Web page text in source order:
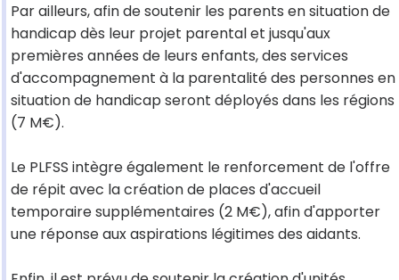
Par ailleurs, afin de soutenir les parents en situation de
handicap dès leur projet parental et jusqu'aux
premières années de leurs enfants, des services
d'accompagnement à la parentalité des personnes en
situation de handicap seront déployés dans les régions
(7 M€).
Le PLFSS intègre également le renforcement de l'offre
de répit avec la création de places d'accueil
temporaire supplémentaires (2 M€), afin d'apporter
une réponse aux aspirations légitimes des aidants.